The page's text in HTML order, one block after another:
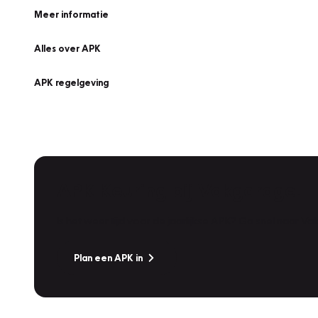
Meer informatie
Alles over APK
APK regelgeving
Plan een APK in